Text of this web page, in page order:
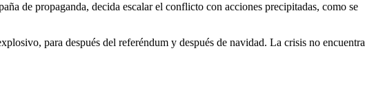
de propaganda, decida escalar el conflicto con acciones precipitadas, como se
para después del referéndum y después de navidad. La crisis no encuentra